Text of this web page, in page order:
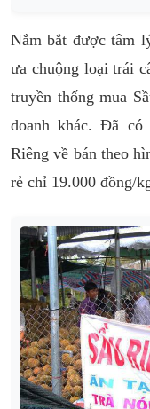
Nắm bắt được tâm
ưa chuộng loại trái
truyền thống mua
doanh khác. Đã có
Riêng về bán theo
rẻ chỉ 19.000 đồng/